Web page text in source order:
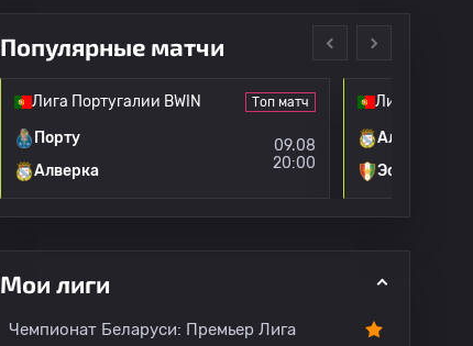
Популярные матчи
Лига Португалии BWIN Топ матч
Порту
Алверка
09.08
20:00
Лига
Алверка
Эстрела
Мои лиги
Чемпионат Беларуси: Премьер Лига